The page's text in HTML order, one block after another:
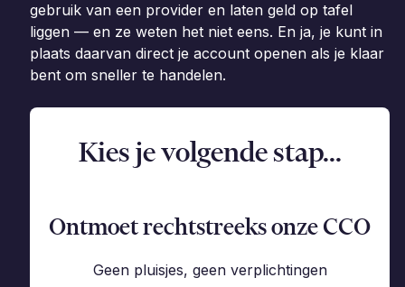
gebruik van een provider en laten geld op tafel
liggen — en ze weten het niet eens. En ja, je kunt in
plaats daarvan direct je account openen als je klaar
bent om sneller te handelen.
Kies je volgende stap...
Ontmoet rechtstreeks onze CCO
Geen pluisjes, geen verplichtingen